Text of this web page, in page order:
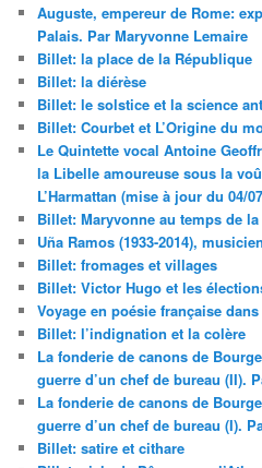
Auguste, empereur de Rome:
Palais. Par Maryvonne Lemaire
Billet: la place de la République
Billet: la diérèse
Billet: le solstice et la science
Billet: Courbet et L’Origine du
Le Quintette vocal Antoine
la Libelle amoureuse sous la
L’Harmattan (mise à jour du 04/
Billet: Maryvonne au temps de
Uña Ramos (1933-2014),
Billet: fromages et villages
Billet: Victor Hugo et les
Voyage en poésie française
Billet: l’indignation et la colère
La fonderie de canons de
guerre d’un chef de bureau (II).
La fonderie de canons de
guerre d’un chef de bureau (I).
Billet: satire et cithare